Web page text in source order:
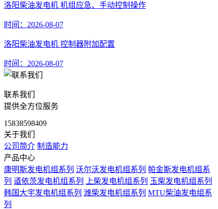
洛阳柴油发电机 机组应急、手动控制操作
时间：2026-08-07
洛阳柴油发电机 控制器附加配置
时间：2026-08-07
联系我们
提供全方位服务
15838598409
关于我们
公司简介 制造能力
产品中心
康明斯发电机组系列 沃尔沃发电机组系列 帕金斯发电机组系
列 道依茨发电机组系列 上柴发电机组系列 玉柴发电机组系列
韩国大宇发电机组系列 潍柴发电机组系列 MTU柴油发电组系
列